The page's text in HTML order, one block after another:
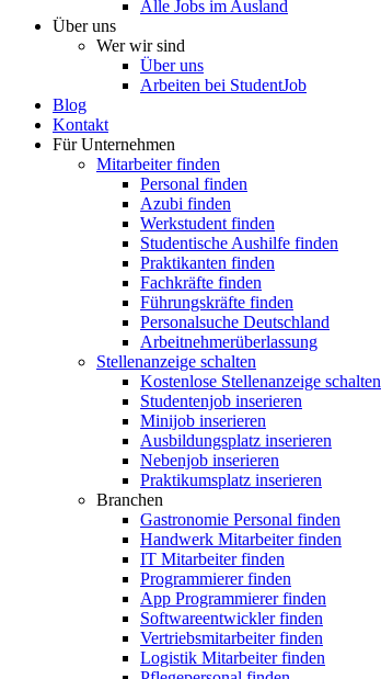
Alle Jobs im Ausland
Über uns
Wer wir sind
Über uns
Arbeiten bei StudentJob
Blog
Kontakt
Für Unternehmen
Mitarbeiter finden
Personal finden
Azubi finden
Werkstudent finden
Studentische Aushilfe finden
Praktikanten finden
Fachkräfte finden
Führungskräfte finden
Personalsuche Deutschland
Arbeitnehmerüberlassung
Stellenanzeige schalten
Kostenlose Stellenanzeige schalten
Studentenjob inserieren
Minijob inserieren
Ausbildungsplatz inserieren
Nebenjob inserieren
Praktikumsplatz inserieren
Branchen
Gastronomie Personal finden
Handwerk Mitarbeiter finden
IT Mitarbeiter finden
Programmierer finden
App Programmierer finden
Softwareentwickler finden
Vertriebsmitarbeiter finden
Logistik Mitarbeiter finden